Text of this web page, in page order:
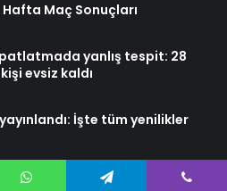
Hafta Maç Sonuçları
yanlış tespit: 28
evsiz kaldı
İşte tüm yenilikler